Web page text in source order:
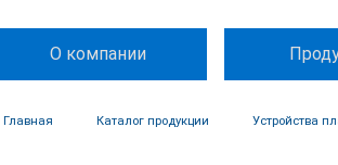
О компании
Главная Каталог продукции Устройства